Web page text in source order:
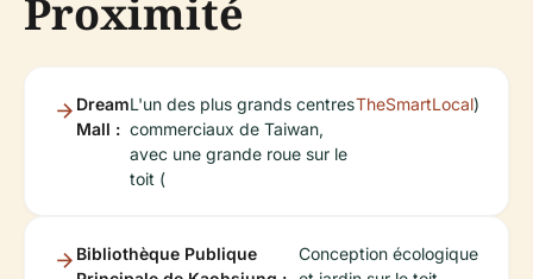
Proximité
Dream
Mall :
L'un des plus grands centres
commerciaux de Taiwan,
avec une grande roue sur le
toit (
TheSmartLocal)
Bibliothèque Publique
Conception écologique